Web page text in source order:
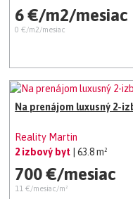
6 €/m2/mesiac
0 €/m2/mesiac
Na prenájom luxusný 2-
Reality Martin
2 izbový byt | 63.8 m²
700 €/mesiac
11 €/mesiac/m²